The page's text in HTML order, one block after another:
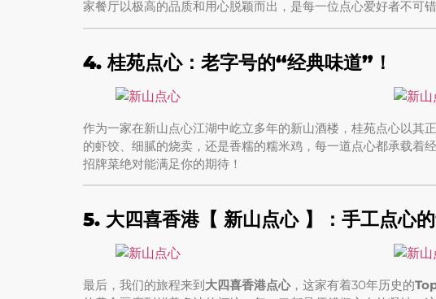
家餐厅以极高的品质和用心脱颖而出，是每一位点心爱好者不可错
4. 桂苑点心：老字号的“经典味道”！
作为一家在新山点心江湖中屹立多年的新山酒楼，桂苑点心以其
的虾饺、细腻的烧卖，还是香糯的糯米鸡，每一道点心都承载着
招牌菜绝对能满足你的期待！
5. 大四喜香港【 新山点心】 ：手工点心
最后，我们的旅程来到大四喜香港点心，这家有着30年历史的